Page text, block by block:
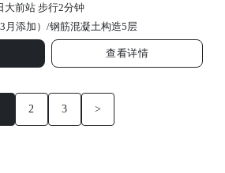
大前站 步行2分钟
月添加）/钢筋混凝土构造5 层
查看详情
2 3 >